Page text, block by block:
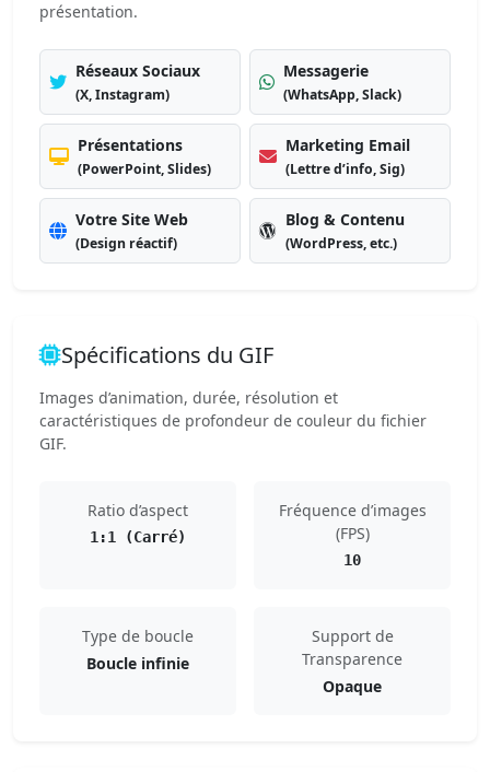
présentation.
Réseaux Sociaux
(X, Instagram)
Messagerie
(WhatsApp, Slack)
Présentations
(PowerPoint, Slides)
Marketing Email
(Lettre d’info, Sig)
Votre Site Web
(Design réactif)
Blog & Contenu
(WordPress, etc.)
Spécifications du GIF
Images d’animation, durée, résolution et
caractéristiques de profondeur de couleur du fichier
GIF.
Ratio d’aspect
1:1 (Carré)
Fréquence d’images
(FPS)
10
Type de boucle
Boucle infinie
Support de
Transparence
Opaque